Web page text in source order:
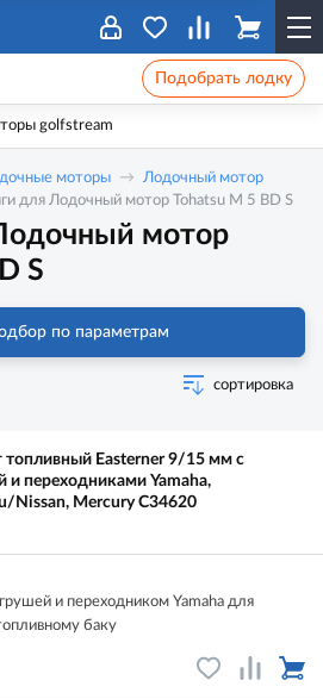
Подобрать лодку
golfstream
моторы
Лодочный мотор
для Лодочный мотор Tohatsu M 5 BD S
мотор
S
по параметрам
сортировка
топливный Easterner 9/15 мм с
и переходниками Yamaha,
Nissan, Mercury C34620
и переходником Yamaha для
баку